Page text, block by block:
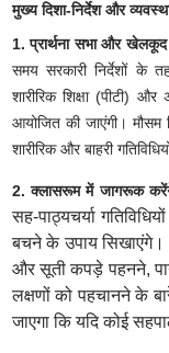
मुख्य दिशा-निर्देश और
1. प्रार्थना सभा और खेलकूद
समय सरकारी निर्देशों के
शारीरिक शिक्षा (पीटी)
आयोजित की जाएंगी। मौसम
शारीरिक और बाहरी
2. क्लासरूम में जागरूक
सह-पाठ्यचर्या
बचने के उपाय सिखाएंगे।
और सूती कपड़े पहनने,
लक्षणों को पहचानने के
जाएगा कि यदि कोई